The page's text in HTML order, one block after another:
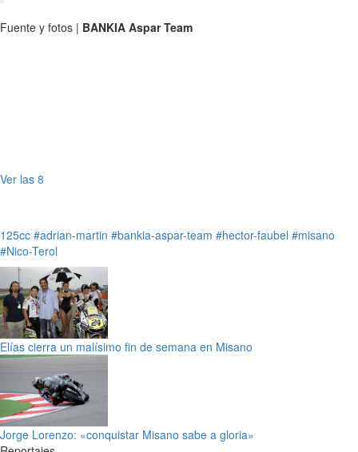
Fuente y fotos | BANKIA Aspar Team
Ver las 8
125cc #adrian-martin #bankia-aspar-team #hector-faubel #misano
#Nico-Terol
Elías cierra un malísimo fin de semana en Misano
Jorge Lorenzo: «conquistar Misano sabe a gloria»